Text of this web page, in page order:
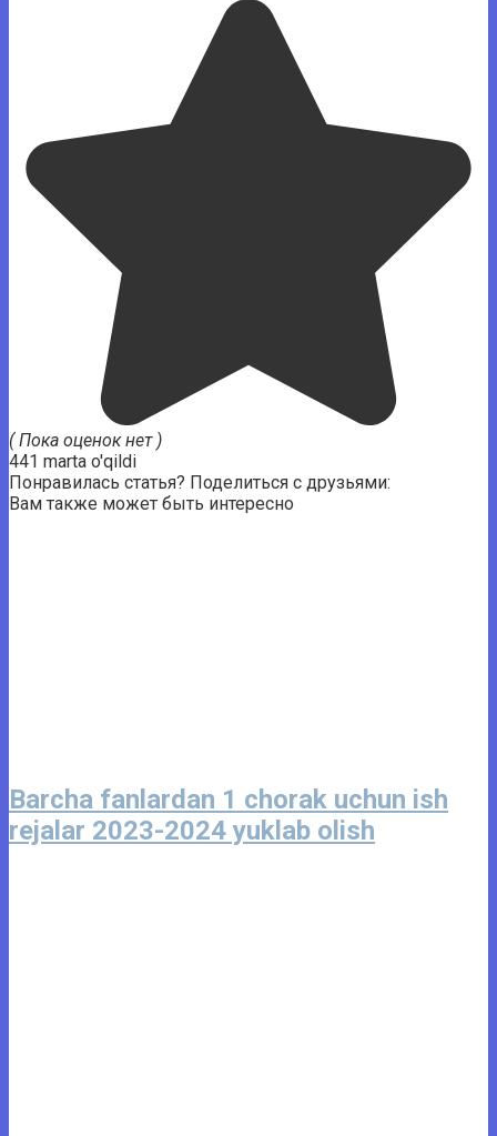
( Пока оценок нет )
441 marta o'qildi
Понравилась статья? Поделиться с друзьями:
Вам также может быть интересно
Barcha fanlardan 1 chorak uchun ish
rejalar 2023-2024 yuklab olish